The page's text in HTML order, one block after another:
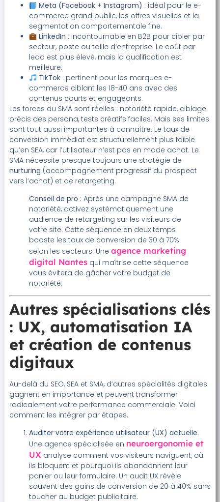
Meta (Facebook + Instagram) : idéal pour le e-
commerce grand public, les offres visuelles et la
segmentation comportementale fine.
LinkedIn : incontournable en B2B pour cibler par
secteur, poste ou taille d’entreprise. Le coût par
lead est plus élevé, mais la qualification est
meilleure.
TikTok: pertinent pour les marques e-
commerce ciblant les 18-40 ans avec des
contenus courts et engageants.
Les forces du SMA sont réelles : notoriété rapide, ciblage
précis des persona, tests créatifs faciles. Mais ses limites
sont tout aussi importantes à connaître. Le taux de
conversion immédiat est structurellement plus faible
qu’en SEA, car l’utilisateur n’est pas en mode achat. Le
SMA nécessite presque toujours une stratégie de
nurturing (accompagnement progressif du prospect
vers l’achat) et de retargeting.
Conseil de pro : Après une campagne SMA de
notoriété, activez systématiquement une
audience de retargeting sur les visiteurs de
votre site. Cette séquence en deux temps
booste les taux de conversion de 30 à 70%
selon les secteurs. Une agence marketing
digital Nantesqui maîtrise cette séquence
vous évitera de gâcher votre budget de
notoriété.
Autres spécialisations clés
: UX, automatisation IA
et création de contenus
digitaux
Au-delà du SEO, SEA et SMA, d’autres spécialités digitales
gagnent en importance et peuvent transformer
radicalement votre performance commerciale. Voici
comment les intégrer par étapes.
Auditer votre expérience utilisateur (UX) actuelle.
Une agence spécialisée en neuroergonomie et
UX analyse comment vos visiteurs naviguent, où
ils bloquent et pourquoi ils abandonnent leur
panier ou leur formulaire. Un audit UX révèle
souvent des gains de conversion de 20 à 40% sans
toucher au budget publicitaire.